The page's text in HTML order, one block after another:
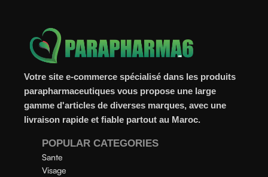
Votre site e-commerce spécialisé dans les produits
parapharmaceutiques vous propose une large
gamme d'articles de diverses marques, avec une
livraison rapide et fiable partout au Maroc.
POPULAR CATEGORIES
Sante
Visage